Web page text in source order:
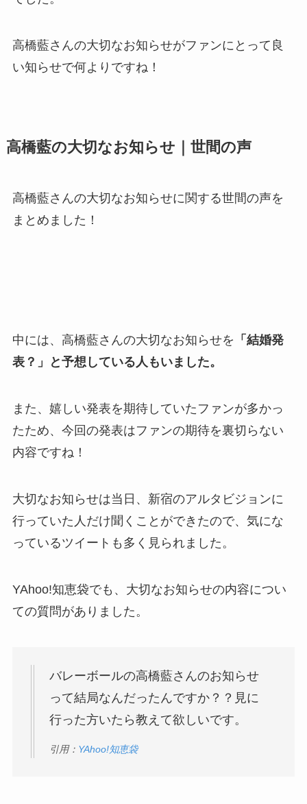
高橋藍さんの大切なお知らせがファンにとって良
い知らせで何よりですね！
高橋藍の大切なお知らせ｜世間の声
高橋藍さんの大切なお知らせに関する世間の声を
まとめました！
中には、高橋藍さんの大切なお知らせを 「結婚発
表？」と予想している人もいました。
また、嬉しい発表を期待していたファンが多かっ
たため、今回の発表はファンの期待を裏切らない
内容ですね！
大切なお知らせは当日、新宿のアルタビジョンに
行っていた人だけ聞くことができたので、気にな
っているツイートも多く見られました。
YAhoo!知恵袋でも、大切なお知らせの内容につい
ての質問がありました。
バレーボールの高橋藍さんのお知らせ
って結局なんだったんですか？？見に
行った方いたら教えて欲しいです。
引用： YAhoo!知恵袋